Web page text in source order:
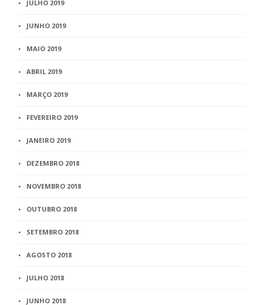
JULHO 2019
JUNHO 2019
MAIO 2019
ABRIL 2019
MARÇO 2019
FEVEREIRO 2019
JANEIRO 2019
DEZEMBRO 2018
NOVEMBRO 2018
OUTUBRO 2018
SETEMBRO 2018
AGOSTO 2018
JULHO 2018
JUNHO 2018